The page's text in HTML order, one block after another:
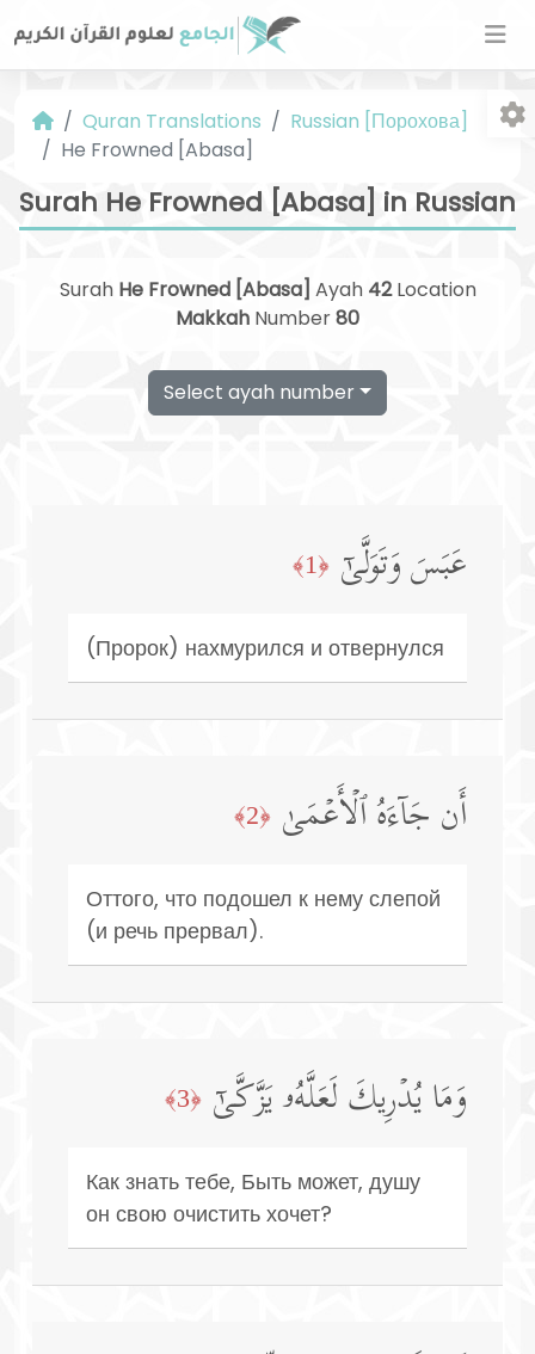
Quran Translations
Russian [Порохова]
He Frowned [Abasa]
Surah He Frowned [Abasa] in Russian
Surah He Frowned [Abasa] Ayah 42Location
Makkah Number80
Select ayah number
عَبَسَ وَتَوَلَّىٰۤ ﴿1﴾
(Пророк) нахмурился и отвернулся
أَن جَاۤءَهُ ٱلۡأَعۡمَىٰ ﴿2﴾
Оттого, что подошел к нему слепой
(и речь прервал).
وَمَا یُدۡرِیكَ لَعَلَّهُۥ یَزَّكَّىٰۤ ﴿3﴾
Как знать тебе, Быть может, душу
он свою очистить хочет?